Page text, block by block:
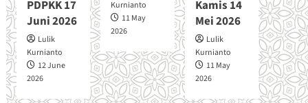
A
S
PDPKK 17
Juni 2026
Lulik
Kurnianto
12 June
2026
Kurnianto
11 May
2026
Kamis 14
Mei 2026
Lulik
Kurnianto
11 May
2026